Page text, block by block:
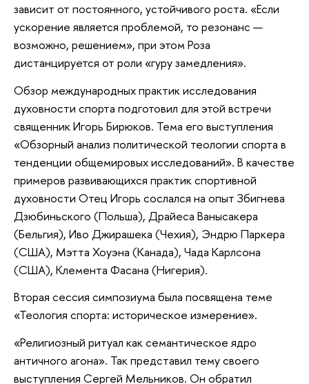
зависит от постоянного, устойчивого роста. «Если
ускорение является проблемой, то резонанс —
возможно, решением», при этом Роза
дистанцируется от роли «гуру замедления».
Обзор международных практик исследования
духовности спорта подготовил для этой встречи
священник Игорь Бирюков. Тема его выступления
«Обзорный анализ политической теологии спорта в
тенденции общемировых исследований». В качестве
примеров развивающихся практик спортивной
духовности Отец Игорь сослался на опыт Збигнева
Дзюбиньского (Польша), Драйеса Ванысакера
(Бельгия), Иво Джирашека (Чехия), Эндрю Паркера
(США), Мэтта Хоуэна (Канада), Чада Карлсона
(США), Клемента Фасана (Нигерия).
Вторая сессия симпозиума была посвящена теме
«Теология спорта: историческое измерение».
«Религиозный ритуал как семантическое ядро
античного агона». Так представил тему своего
выступления Сергей Мельников. Он обратил